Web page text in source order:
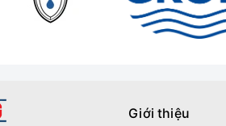
Giới thiệu